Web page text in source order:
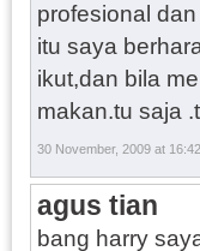
profesional
itu saya
ikut,dan bila
makan.tu saja
30 November, 2009 at 16:42
agus tian
bang harry